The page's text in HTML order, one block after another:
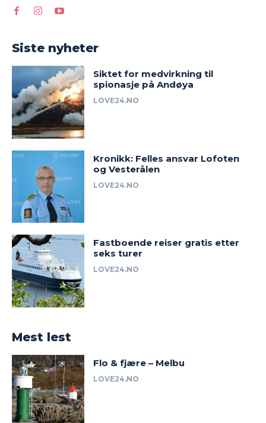
Siste nyheter
Siktet for medvirkning til
spionasje på Andøya
LOVE24.NO
Kronikk: Felles ansvar Lofoten
og Vesterålen
LOVE24.NO
Fastboende reiser gratis etter
seks turer
LOVE24.NO
Mest lest
Flo & fjære – Melbu
LOVE24.NO